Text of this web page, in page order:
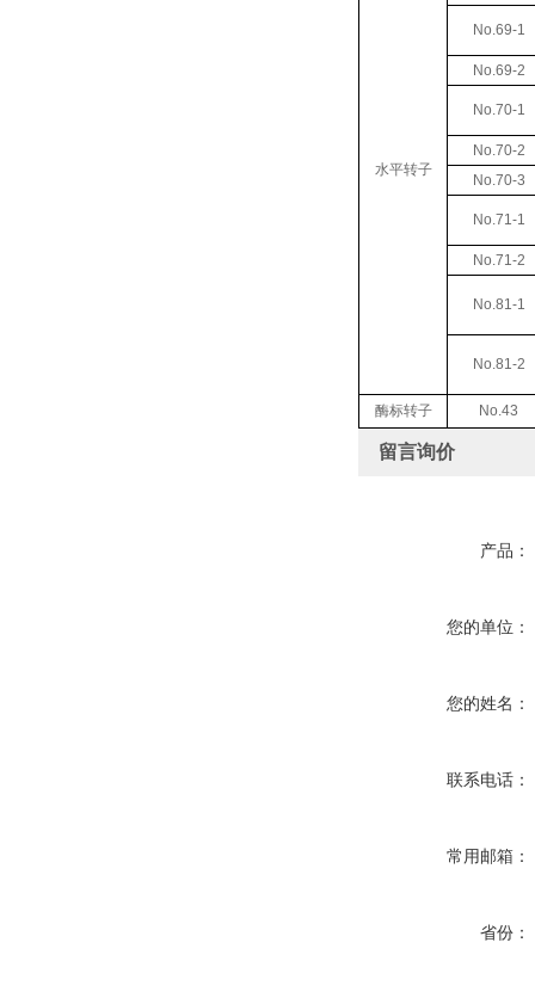
水平转子
No.69-1
No.69-2
No.70-1
No.70-2
No.70-3
No.71-1
No.71-2
No.81-1
No.81-2
酶标转子 No.43
留言询价
产品：
您的单位：
您的姓名：
联系电话：
常用邮箱：
省份：